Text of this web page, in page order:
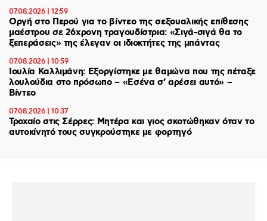
07.08.2026 | 12:59
Οργή στο Περού για το βίντεο της σεξουαλικής επίθεσης
μαέστρου σε 26χρονη τραγουδίστρια: «Σιγά-σιγά θα το
ξεπεράσεις» της έλεγαν οι ιδιοκτήτες της μπάντας
07.08.2026 | 10:59
Ιουλία Καλλιμάνη: Εξοργίστηκε με θαμώνα που της πέταξε
λουλούδια στο πρόσωπο – «Εσένα σ’ αρέσει αυτό» –
Βίντεο
07.08.2026 | 10:37
Τροχαίο στις Σέρρες: Μητέρα και γιος σκοτώθηκαν όταν το
αυτοκίνητό τους συγκρούστηκε με φορτηγό